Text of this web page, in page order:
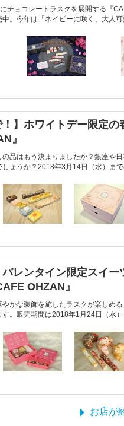
チョコレートラスクを展開する『
中。今年は「ネイビーに咲く、大人
！】ホワイトデー限定
』
品はもう決まりましたか？銀座や
ょうか？2018年3月14日（水）まで
バレンタイン限定スイ
OHZAN』
かな装飾を施したラスクが楽しめ
。販売期間は2018年1月24日（水）
お店が